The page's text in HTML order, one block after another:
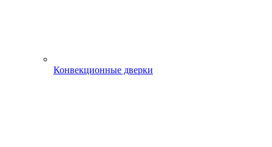
Конвекционные дверки